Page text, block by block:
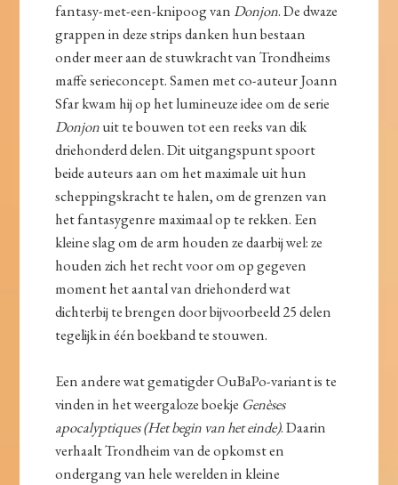
fantasy-met-een-knipoog vanDonjon. De dwaze
grappen in deze strips danken hun bestaan
onder meer aan de stuwkracht van Trondheims
maffe serieconcept. Samen met co-auteur Joann
Sfar kwam hij op het lumineuze idee om de serie
Donjonuit te bouwen tot een reeks van dik
driehonderd delen. Dit uitgangspunt spoort
beide auteurs aan om het maximale uit hun
scheppingskracht te halen, om de grenzen van
het fantasygenre maximaal op te rekken. Een
kleine slag om de arm houden ze daarbij wel: ze
houden zich het recht voor om op gegeven
moment het aantal van driehonderd wat
dichterbij te brengen door bijvoorbeeld 25 delen
tegelijk in één boekband te stouwen.
Een andere wat gematigder OuBaPo-variant is te
vinden in het weergaloze boekje Genèses
apocalyptiques (Het begin van het einde). Daarin
verhaalt Trondheim van de opkomst en
ondergang van hele werelden in kleine